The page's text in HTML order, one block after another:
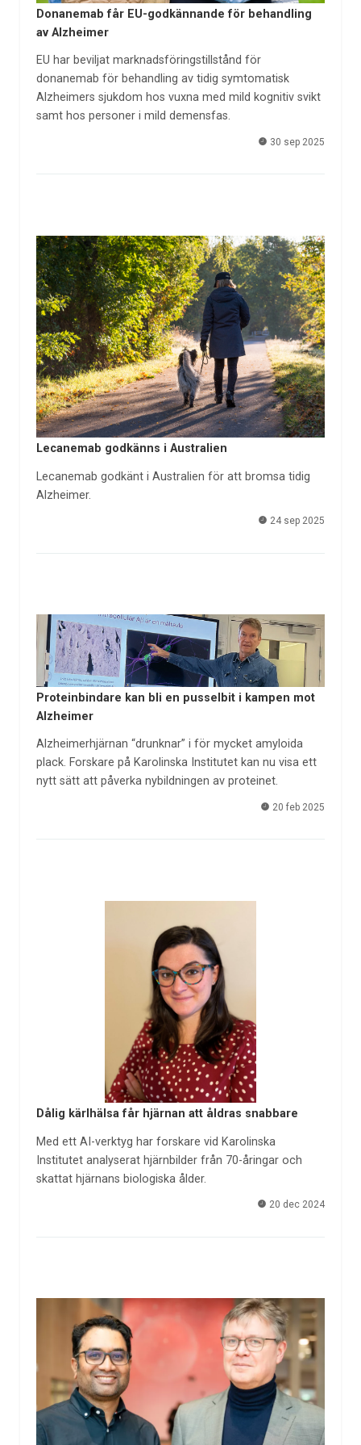
Donanemab får EU-godkännande för behandling
av Alzheimer
EU har beviljat marknadsföringstillstånd för
donanemab för behandling av tidig symtomatisk
Alzheimers sjukdom hos vuxna med mild kognitiv svikt
samt hos personer i mild demensfas.
30 sep 2025
Lecanemab godkänns i Australien
Lecanemab godkänt i Australien för att bromsa tidig
Alzheimer.
24 sep 2025
Proteinbindare kan bli en pusselbit i kampen mot
Alzheimer
Alzheimerhjärnan “drunknar” i för mycket amyloida
plack. Forskare på Karolinska Institutet kan nu visa ett
nytt sätt att påverka nybildningen av proteinet.
20 feb 2025
Dålig kärlhälsa får hjärnan att åldras snabbare
Med ett AI-verktyg har forskare vid Karolinska
Institutet analyserat hjärnbilder från 70-åringar och
skattat hjärnans biologiska ålder.
20 dec 2024